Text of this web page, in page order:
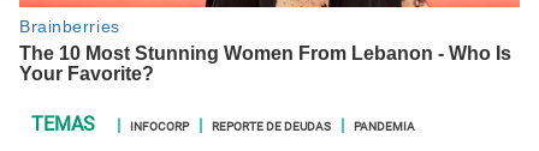
INFOCORP REPORTE DE DEUDAS PANDEMIA